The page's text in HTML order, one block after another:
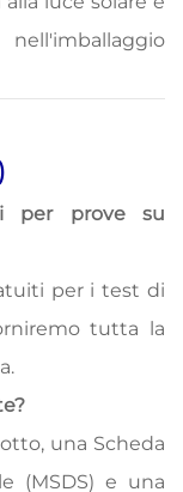
per prove su
per i test di
tutta la
una Scheda
(MSDS) e una